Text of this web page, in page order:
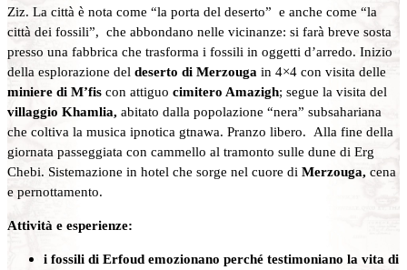
Ziz. La città è nota come “la porta del deserto” e anche come “la
città dei fossili”, che abbondano nelle vicinanze: si farà breve sosta
presso una fabbrica che trasforma i fossili in oggetti d’arredo. Inizio
della esplorazione del deserto di Merzouga in 4×4 con visita delle
miniere di M’fis con attiguo cimitero Amazigh; segue la visita del
villaggio Khamlia, abitato dalla popolazione “nera” subsahariana
che coltiva la musica ipnotica gtnawa. Pranzo libero. Alla fine della
giornata passeggiata con cammello al tramonto sulle dune di Erg
Chebi. Sistemazione in hotel che sorge nel cuore di Merzouga, cena
e pernottamento.
Attività e esperienze:
i fossili di Erfoud emozionano perché testimoniano la vita di